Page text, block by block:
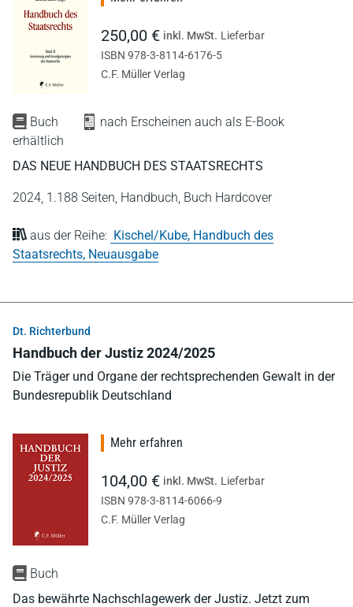
Buch
nach Erscheinen auch als E-Book
erhältlich
DAS NEUE HANDBUCH DES STAATSRECHTS
2024, 1.188 Seiten, Handbuch, Buch Hardcover
aus der Reihe: Kischel/Kube, Handbuch des
Staatsrechts, Neuausgabe
250,00 € inkl. MwSt. Lieferbar
ISBN 978-3-8114-6176-5
C.F. Müller Verlag
Dt. Richterbund
Handbuch der Justiz 2024/2025
Die Träger und Organe der rechtsprechenden Gewalt in der
Bundesrepublik Deutschland
Buch
Das bewährte Nachschlagewerk der Justiz. Jetzt zum
Mehr erfahren
104,00 € inkl. MwSt. Lieferbar
ISBN 978-3-8114-6066-9
C.F. Müller Verlag